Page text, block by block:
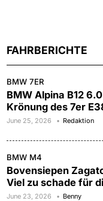
FAHRBERICHTE
BMW 7ER
BMW Alpina B12
Krönung des 7er
June 25, 2026 Redaktion
BMW M4
Bovensiepen
Viel zu schade für
June 23, 2026 Benny